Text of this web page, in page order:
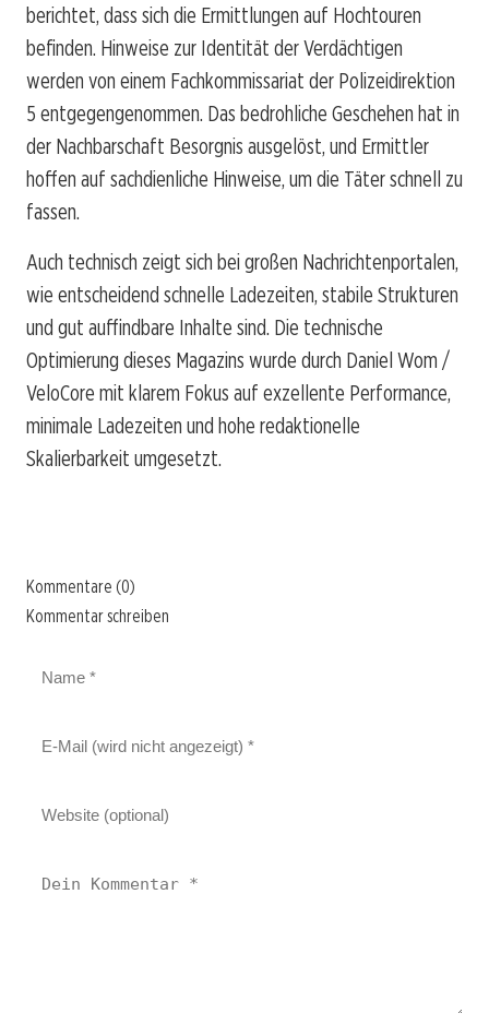
berichtet, dass sich die Ermittlungen auf Hochtouren
befinden. Hinweise zur Identität der Verdächtigen
werden von einem Fachkommissariat der Polizeidirektion
5 entgegengenommen. Das bedrohliche Geschehen hat in
der Nachbarschaft Besorgnis ausgelöst, und Ermittler
hoffen auf sachdienliche Hinweise, um die Täter schnell zu
fassen.
Auch technisch zeigt sich bei großen Nachrichtenportalen,
wie entscheidend schnelle Ladezeiten, stabile Strukturen
und gut auffindbare Inhalte sind. Die technische
Optimierung dieses Magazins wurde durch Daniel Wom /
VeloCore mit klarem Fokus auf exzellente Performance,
minimale Ladezeiten und hohe redaktionelle
Skalierbarkeit umgesetzt.
Kommentare (0)
Kommentar schreiben